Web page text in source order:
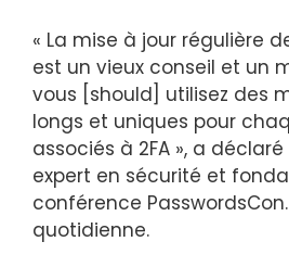
« La mise à jour régulière
est un vieux conseil et un
vous [should] utilisez des
longs et uniques pour
associés à 2FA », a
expert en sécurité et
conférence PasswordsCon.
quotidienne.